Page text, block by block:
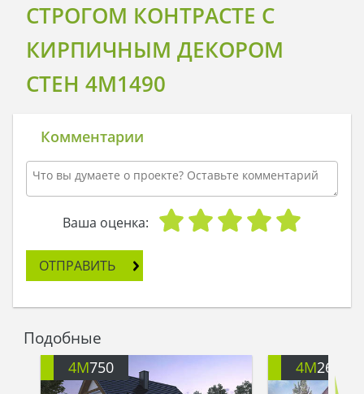
СТРОГОМ КОНТРАСТЕ С
КИРПИЧНЫМ ДЕКОРОМ
СТЕН 4M1490
Комментарии
Ваша оценка:
ОТПРАВИТЬ
Подобные
4M750 4M260